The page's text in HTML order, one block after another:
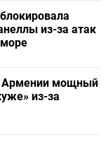
из-за атак
Армении мощный
из-за